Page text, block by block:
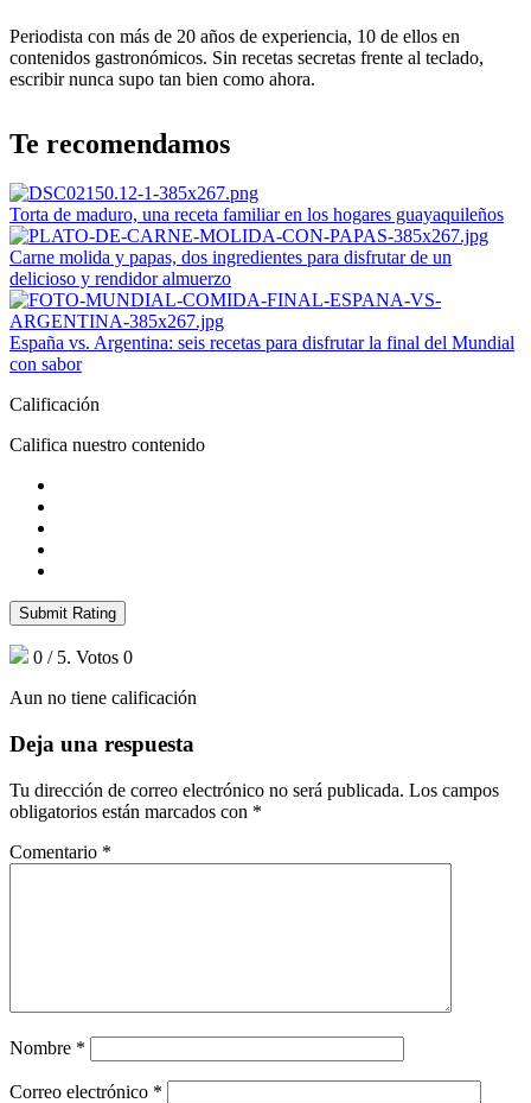
Periodista con más de 20 años de experiencia, 10 de ellos en
contenidos gastronómicos. Sin recetas secretas frente al teclado,
escribir nunca supo tan bien como ahora.
Te recomendamos
Torta de maduro, una receta familiar en los hogares guayaquileños
Carne molida y papas, dos ingredientes para disfrutar de un
delicioso y rendidor almuerzo
España vs. Argentina: seis recetas para disfrutar la final del Mundial
con sabor
Calificación
Califica nuestro contenido
Submit Rating
0 / 5. Votos 0
Aun no tiene calificación
Deja una respuesta
Tu dirección de correo electrónico no será publicada. Los campos
obligatorios están marcados con *
Comentario *
Nombre *
Correo electrónico *